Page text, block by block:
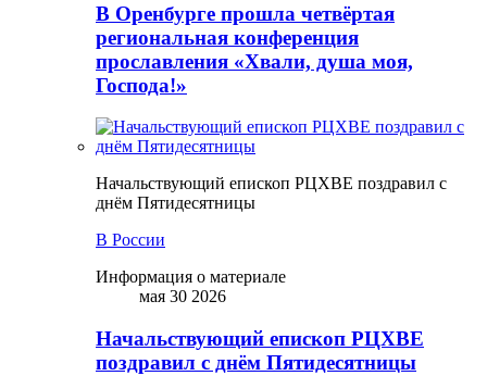
В Оренбурге прошла четвёртая
региональная конференция
прославления «Хвали, душа моя,
Господа!»
Начальствующий епископ РЦХВЕ поздравил с
днём Пятидесятницы
В России
Информация о материале
мая 30 2026
Начальствующий епископ РЦХВЕ
поздравил с днём Пятидесятницы